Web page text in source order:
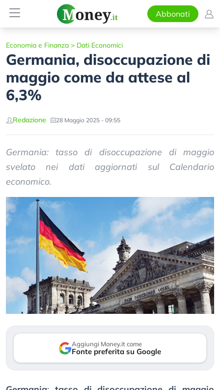
Abbonati
Economia e Finanza > Dati Economici
Germania, disoccupazione di
maggio come da attese al
6,3%
Redazione 28 Maggio 2025 - 09:55
Germania: tasso di disoccupazione di maggio
svelato nei dati aggiornati sul Calendario
economico.
Aggiungi Money.it come
Fonte preferita su Google